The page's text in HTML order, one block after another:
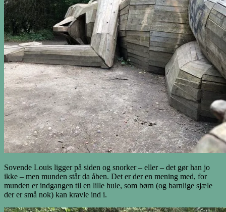
Sovende Louis ligger på siden og snorker – eller – det gør han jo
ikke – men munden står da åben. Det er der en mening med, for
munden er indgangen til en lille hule, som børn (og barnlige sjæle
der er små nok) kan kravle ind i.